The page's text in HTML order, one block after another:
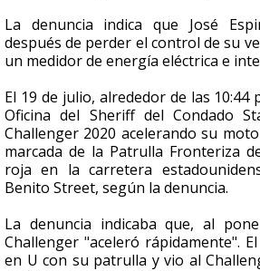
La denuncia indica que José
después de perder el control de su
un medidor de energía eléctrica e
El 19 de julio, alrededor de las 10:44
Oficina del Sheriff del Condado
Challenger 2020 acelerando su
marcada de la Patrulla Fronteriza
roja en la carretera
Benito Street, según la denuncia.
La denuncia indicaba que, al
Challenger "aceleró rápidamente".
en U con su patrulla y vio al